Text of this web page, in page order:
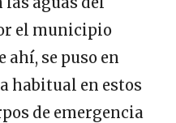
el municipio
ahí, se puso en
habitual en estos
de emergencia